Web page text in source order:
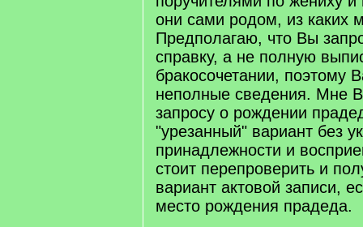
они сами родом, из каких
Предполагаю, что Вы
справку, а не полную
бракосочетании, поэтому
неполные сведения. Мне
запросу о рождении
"урезанный" вариант без
принадлежности и
стоит перепроверить и
вариант актовой записи,
место рождения прадеда.